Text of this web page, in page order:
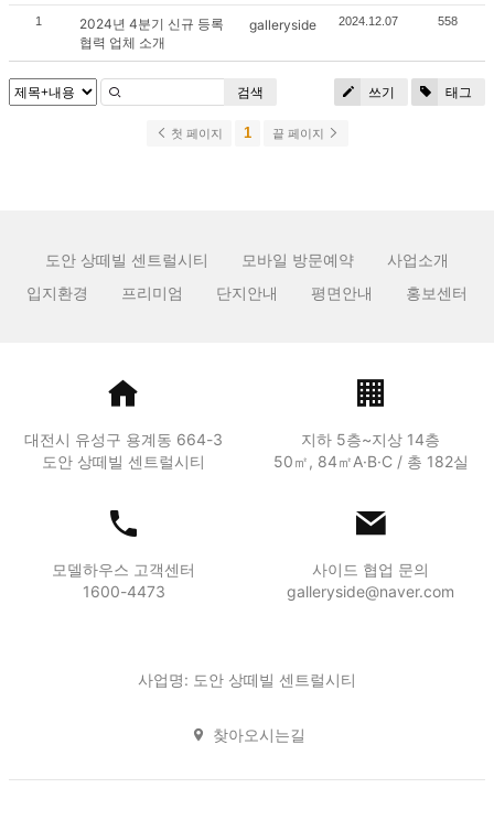
1
2024년 4분기 신규 등록
협력 업체 소개
galleryside 2024.12.07 558
쓰기 태그
검색
첫 페이지 1 끝 페이지
도안 상떼빌 센트럴시티 모바일 방문예약
사업소개
입지환경
프리미엄 단지안내 평면안내 홍보센터
대전시 유성구 용계동 664-3
도안 상떼빌 센트럴시티
지하 5층~지상 14층
50㎡, 84㎡A·B·C / 총 182실
모델하우스 고객센터
1600-4473
사이드 협업 문의
galleryside@naver.com
사업명: 도안 상떼빌 센트럴시티
찾아오시는길